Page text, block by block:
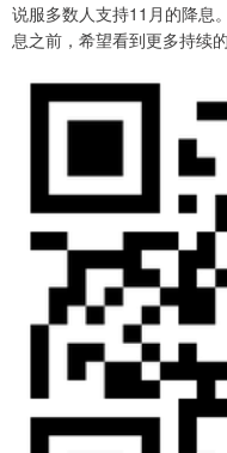
说服多数人支持11月的降息
息之前，希望看到更多持续